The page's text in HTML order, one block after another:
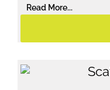
Read More...